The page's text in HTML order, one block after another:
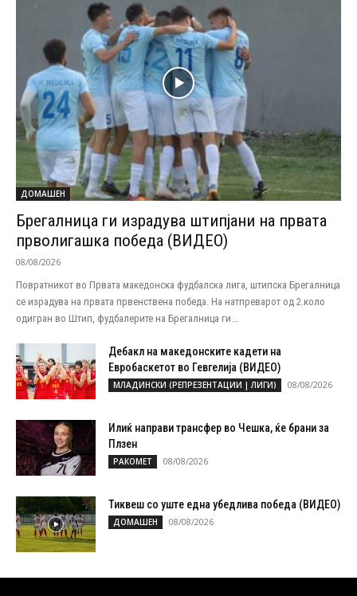
ДОМАШЕН
Брегалница ги израдува штипјани на првата
прволигашка победа (ВИДЕО)
08/08/2026
Повратникот во Првата македонска фудбалска лига, штипска Брегалница
се израдува на првата првенствена победа. На натпреварот од 2.коло
одигран во Штип, фудбалерите на Брегалница ги...
Дебакл на македонските кадети на
Евробаскетот во Гевгелија (ВИДЕО)
МЛАДИНСКИ (РЕПРЕЗЕНТАЦИИ | ЛИГИ) 08/08/2026
Илиќ направи трансфер во Чешка, ќе брани за
Плзен
РАКОМЕТ 08/08/2026
Тиквеш со уште една убедлива победа (ВИДЕО)
ДОМАШЕН 08/08/2026